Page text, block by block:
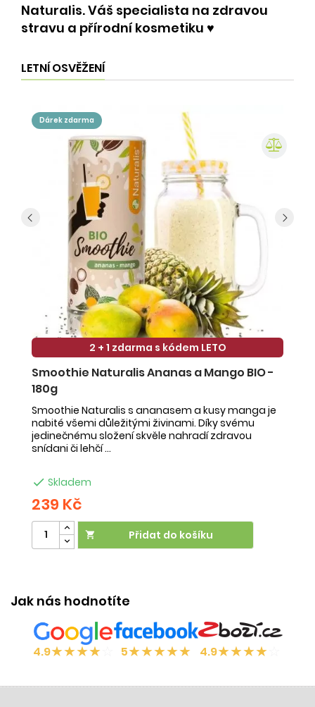
Naturalis. Váš specialista na zdravou
stravu a přírodní kosmetiku ♥️
LETNÍ OSVĚŽENÍ
dárek zdarma
2 + 1 zdarma s kódem LETO
Smoothie Naturalis Ananas a Mango BIO -
180g
Smoothie Naturalis s ananasem a kusy manga je
nabité všemi důležitými živinami. Díky svému
jedinečnému složení skvěle nahradí zdravou
snídani či lehčí ...
 Skladem
239 Kč
 Přidat do košíku
Jak nás hodnotíte
4.9★★★★ 5★★★★★ 4.9★★★★